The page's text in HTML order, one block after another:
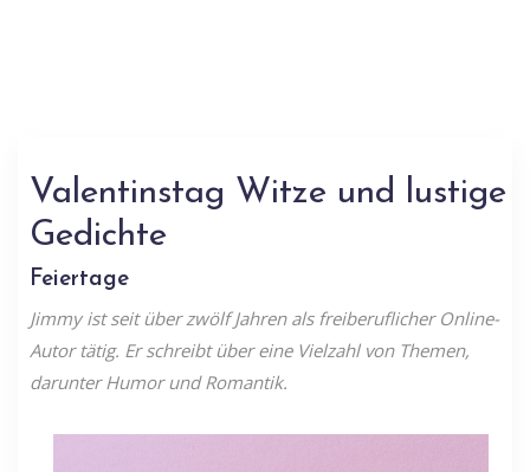
Valentinstag Witze und lustige
Gedichte
Feiertage
Jimmy ist seit über zwölf Jahren als freiberuflicher Online-
Autor tätig. Er schreibt über eine Vielzahl von Themen,
darunter Humor und Romantik.